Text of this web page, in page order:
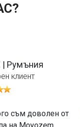
| Румъния
клиент
съм доволен от
на Moyozem.